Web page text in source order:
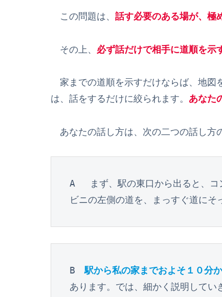
この問題は、 話す必要のある場が、極
その上、 必ず話だけで相手に道順を示
家までの道順を示すだけならば、地図
は、話をするだけに絞られます。 あなた
あなたの話し方は、次の二つの話し方
A 　まず、駅の東口から出ると、
ビニの左側の道を、まっすぐ道にそ
B 駅から私の家までおよそ１０分
あります。では、細かく説明してい